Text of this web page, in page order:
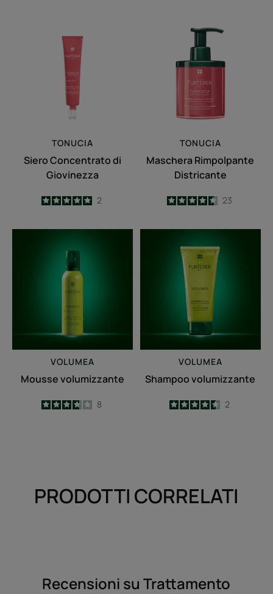
di
Giovinezza
TONUCIA
Siero Concentrato di
Giovinezza
5
/5
2
Rimpolpante
Districante
TONUCIA
Maschera Rimpolpante
Districante
4.6
/5
23
volumizzante
VOLUMEA
Mousse volumizzante
3.8
/5
8
volumizzante
VOLUMEA
Shampoo volumizzante
4.5
/5
2
PRODOTTI CORRELATI
Recensioni su Trattamento